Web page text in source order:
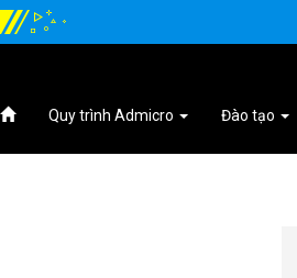
Quy trình Admicro Đào tạo